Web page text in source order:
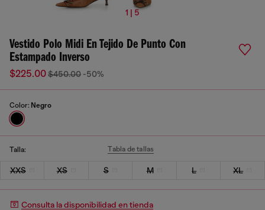
1 | 5
Vestido Polo Midi En Tejido De Punto Con
Estampado Inverso
$225.00$450.00 -50%
Color: Negro
Talla: Tabla de tallas
XXS XS S M L XL
Consulta la disponibilidad en tienda